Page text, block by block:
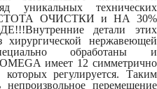
уникальных технических
ОЧИСТКИ и НА 30%
детали этих
нержавеющей
обработаны и
имеет 12 симметрично
регулируется. Таким
перемещение